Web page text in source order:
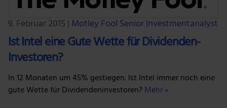
9. Februar 2015 | Motley Fool Senior Investmentanalyst
Ist Intel eine Gute Wette für Dividenden-
Investoren?
In 12 Monaten um 45% gestiegen. Ist Intel immer noch eine
gute Wette für Dividendeninvestoren?Mehr »